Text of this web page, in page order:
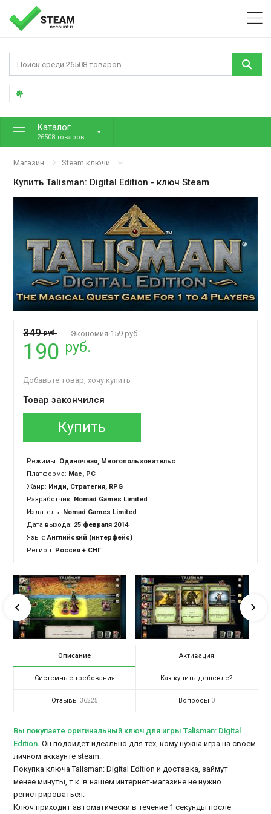
Каталог
26508 товаров
Магазин Steam ключи
КупитьTalisman: Digital Edition - ключ Steam
349руб. Экономия 159 руб.
190 руб.
Добавьте товар, хочу купить
Товар закончился
Купить
Режимы: Одиночная, Многопользовательская
Платформа: Mac, PC
Жанр: Инди, Стратегия, RPG
Разработчик: Nomad Games Limited
Издатель: Nomad Games Limited
Дата выхода: 25 февраля 2014
Язык:Английский (интерфейс)
Регион: Россия + СНГ
Описание Активация
Системные требования Как купить дешевле?
Отзывы 36225 Вопросы 0
Вы покупаете оригинальный ключ для игры Talisman: Digital
Edition. Он подойдет идеально для тех, кому нужна игра на своём
личном аккаунте steam.
Покупка ключа Talisman: Digital Edition и доставка, займут
менее минуты, т.к. в нашем интернет-магазине не нужно
регистрироваться.
Ключ приходит автоматически в течение 1 секунды после